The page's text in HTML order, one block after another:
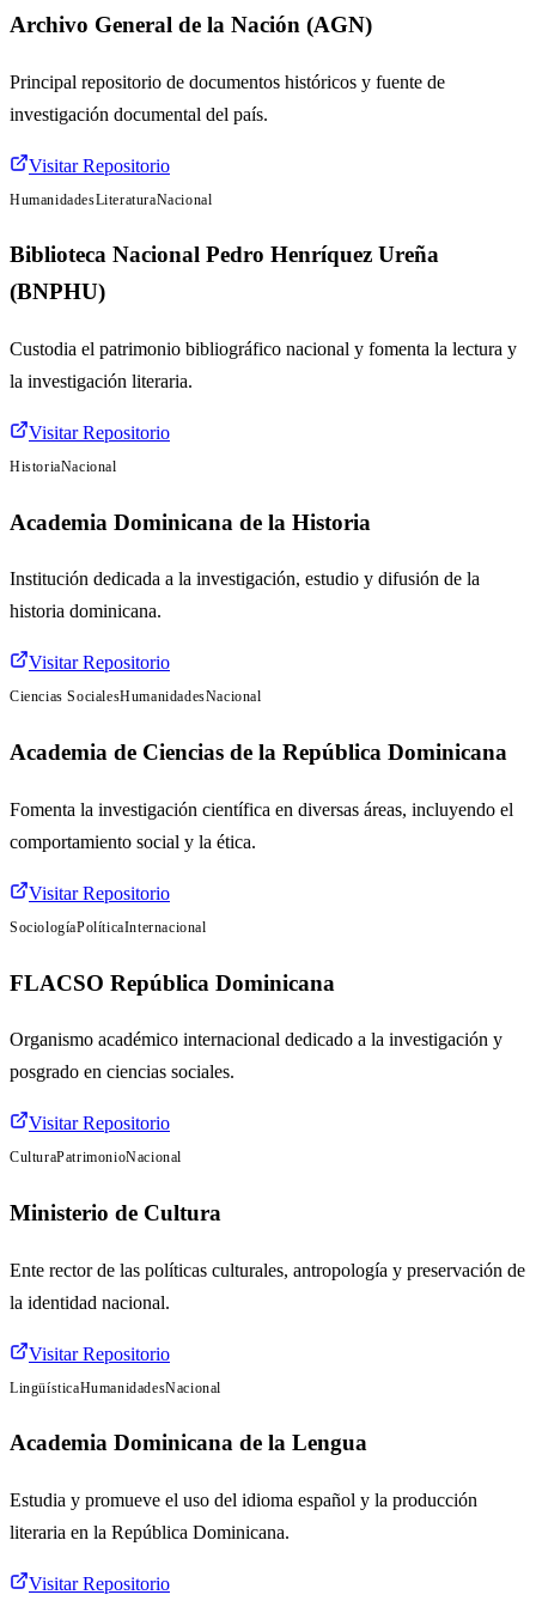
Archivo General de la Nación (AGN)
Principal repositorio de documentos históricos y fuente de
investigación documental del país.
Visitar Repositorio
HumanidadesLiteraturaNacional
Biblioteca Nacional Pedro Henríquez Ureña
(BNPHU)
Custodia el patrimonio bibliográfico nacional y fomenta la lectura y
la investigación literaria.
Visitar Repositorio
HistoriaNacional
Academia Dominicana de la Historia
Institución dedicada a la investigación, estudio y difusión de la
historia dominicana.
Visitar Repositorio
Ciencias SocialesHumanidadesNacional
Academia de Ciencias de la República Dominicana
Fomenta la investigación científica en diversas áreas, incluyendo el
comportamiento social y la ética.
Visitar Repositorio
SociologíaPolíticaInternacional
FLACSO República Dominicana
Organismo académico internacional dedicado a la investigación y
posgrado en ciencias sociales.
Visitar Repositorio
CulturaPatrimonioNacional
Ministerio de Cultura
Ente rector de las políticas culturales, antropología y preservación de
la identidad nacional.
Visitar Repositorio
LingüísticaHumanidadesNacional
Academia Dominicana de la Lengua
Estudia y promueve el uso del idioma español y la producción
literaria en la República Dominicana.
Visitar Repositorio